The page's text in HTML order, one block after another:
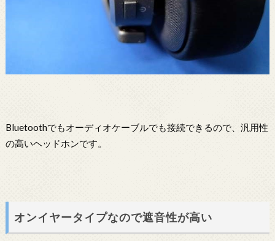
Bluetoothでもオーディオケーブルでも接続できるので、汎用性
の高いヘッドホンです。
オンイヤータイプなので遮音性が高い